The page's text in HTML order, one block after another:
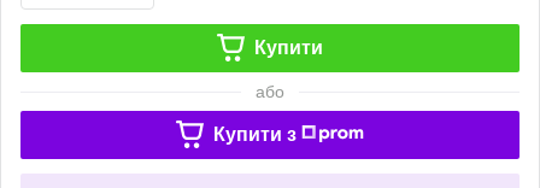
Купити
або
Купити з